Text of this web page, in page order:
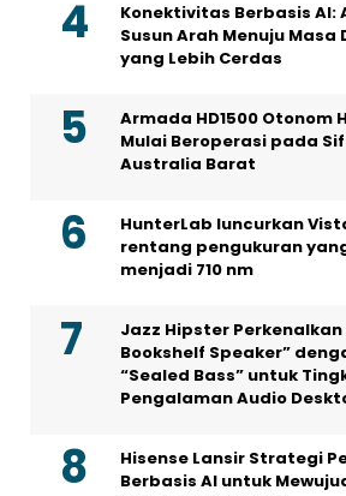
Konektivitas Berbasis AI:
Susun Arah Menuju
yang Lebih Cerdas
Armada HD1500 Otonom
Mulai Beroperasi pada
Australia Barat
HunterLab luncurkan
rentang pengukuran
menjadi 710 nm
Jazz Hipster Perkenalkan
Bookshelf Speaker”
“Sealed Bass” untuk
Pengalaman Audio
Hisense Lansir Strategi
Berbasis AI untuk